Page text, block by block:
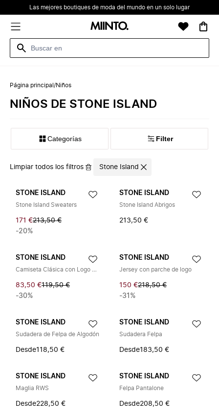
Las mejores boutiques de moda del mundo en un solo lugar
Página principal /Niños
NIÑOS DE STONE ISLAND
Categorías Filter
Limpiar todos los filtros Stone Island
STONE ISLAND
Stone Island Sweaters
171 €213,50 €
-20%
STONE ISLAND
Stone Island Abrigos
213,50 €
STONE ISLAND
Camiseta Clásica con Logo de Parche
83,50 €119,50 €
-30%
STONE ISLAND
Jersey con parche de logo
150 €218,50 €
-31%
STONE ISLAND
Sudadera de Felpa de Algodón
Desde118,50 €
STONE ISLAND
Sudadera Felpa
Desde183,50 €
STONE ISLAND
Maglia RWS
Desde228,50 €
STONE ISLAND
Felpa Pantalone
Desde208,50 €